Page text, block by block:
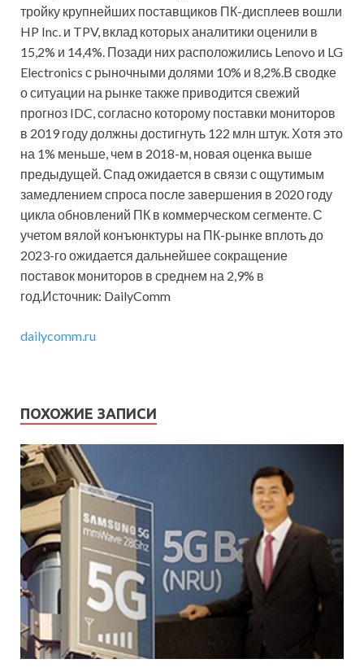
тройку крупнейших поставщиков ПК-дисплеев вошли
HP Inc. и TPV, вклад которых аналитики оценили в
15,2% и 14,4%. Позади них расположились Lenovo и LG
Electronics с рыночными долями 10% и 8,2%.В сводке
о ситуации на рынке также приводится свежий
прогноз IDC, согласно которому поставки мониторов
в 2019 году должны достигнуть 122 млн штук. Хотя это
на 1% меньше, чем в 2018-м, новая оценка выше
предыдущей. Спад ожидается в связи с ощутимым
замедлением спроса после завершения в 2020 году
цикла обновлений ПК в коммерческом сегменте. С
учетом вялой конъюнктуры на ПК-рынке вплоть до
2023-го ожидается дальнейшее сокращение
поставок мониторов в среднем на 2,9% в
год.Источник: DailyComm
dailycomm.ru
ПОХОЖИЕ ЗАПИСИ